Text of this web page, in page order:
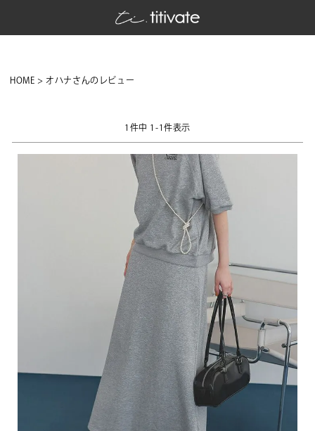
HOME オハナさんのレビュー
1 件中 1 -1件表示